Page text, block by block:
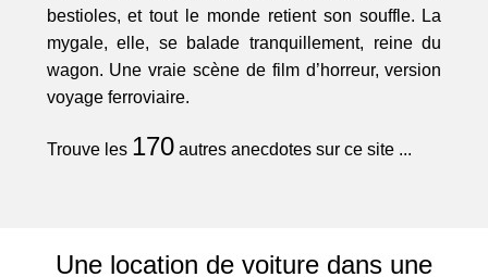
bestioles, et tout le monde retient son souffle. La
mygale, elle, se balade tranquillement, reine du
wagon. Une vraie scène de film d’horreur, version
voyage ferroviaire.
Trouve les 170autres anecdotes sur ce site ...
Une location de voiture dans une